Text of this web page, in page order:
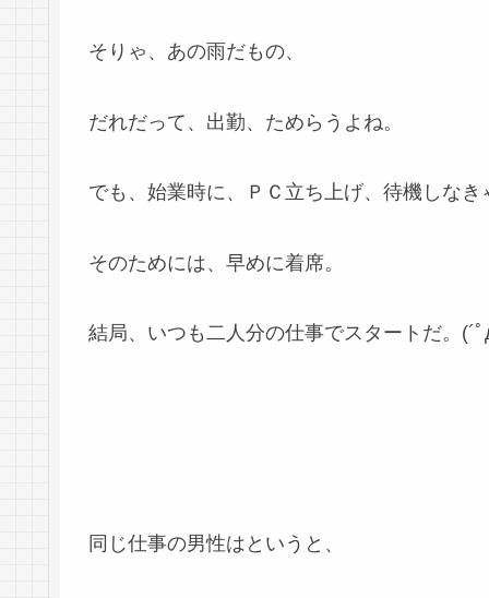
そりゃ、あの雨だもの、
だれだって、出勤、ためらうよね。
でも、始業時に、ＰＣ立ち上げ、待機しなき
そのためには、早めに着席。
結局、いつも二人分の仕事でスタートだ。(´ﾟ
同じ仕事の男性はというと、